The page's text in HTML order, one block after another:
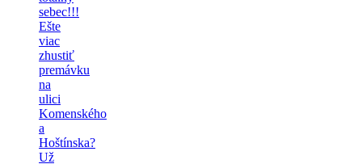
sebec!!!
Ešte
viac
zhustiť
premávku
na
ulici
Komenského
a
Hoštínska?
Už